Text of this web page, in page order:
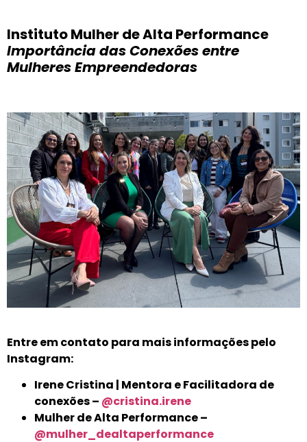
Instituto Mulher de Alta Performance
Importância das Conexões entre
Mulheres Empreendedoras
Entre em contato para mais informações pelo
Instagram:
Irene Cristina | Mentora e Facilitadora de
conexões – @cristina.irene
Mulher de Alta Performance –
@mulher_dealtaperformance